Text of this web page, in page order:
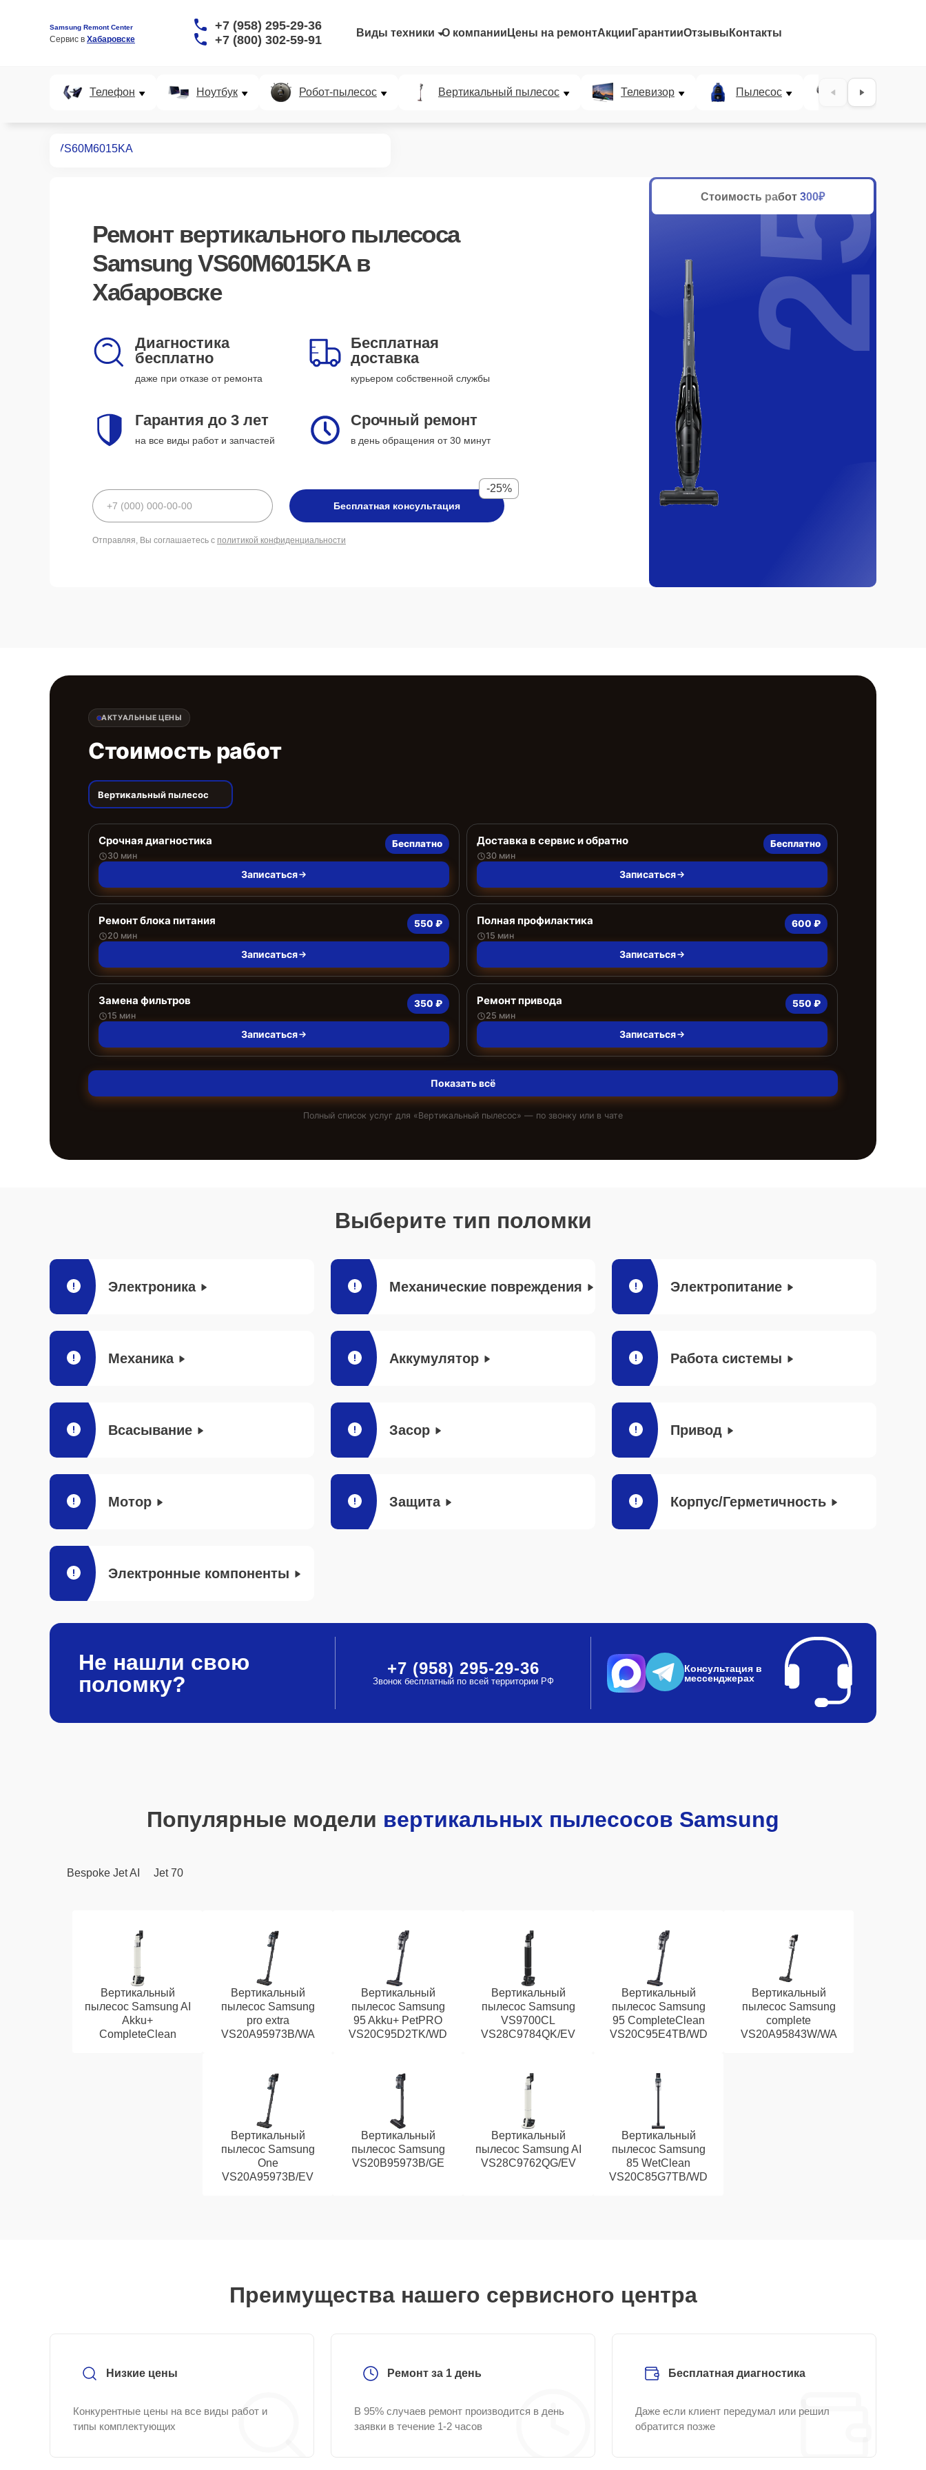
Samsung Remont Center
Сервис в Хабаровске
+7 (958) 295-29-36
+7 (800) 302-59-91
Виды техники О компании Цены на ремонтАкции ГарантииОтзывы Контакты
Телефон Ноутбук Робот-пылесос Вертикальный пылесос Телевизор Пылесос Проектор
VS60M6015KA
Ремонт вертикального пылесоса
Samsung VS60M6015KAв
Хабаровске
Диагностика
бесплатно
даже при отказе от ремонта
Бесплатная
доставка
курьером собственной службы
Гарантия до 3 лет
на все виды работ и запчастей
Срочный ремонт
в день обращения от 30 минут
Бесплатная консультация
-25%
Отправляя, Вы соглашаетесь с политикой конфиденциальности
Стоимость работ 300₽
25%
АКТУАЛЬНЫЕ ЦЕНЫ
Стоимость работ
Вертикальный пылесос
Срочная диагностика
30 мин
Бесплатно
Записаться
Доставка в сервис и обратно
30 мин
Бесплатно
Записаться
Ремонт блока питания
20 мин
550 ₽
Записаться
Полная профилактика
15 мин
600 ₽
Записаться
Замена фильтров
15 мин
350 ₽
Записаться
Ремонт привода
25 мин
550 ₽
Записаться
Показать всё
Полный список услуг для «Вертикальный пылесос» — по звонку или в чате
Выберите тип поломки
Электроника Механические повреждения Электропитание
Механика Аккумулятор Работа системы
Всасывание Засор Привод
Мотор Защита Корпус/Герметичность
Электронные компоненты
Не нашли свою
поломку?
+7 (958) 295-29-36
Звонок бесплатный по всей территории РФ
Консультация в
мессенджерах
Популярные модели вертикальных пылесосов Samsung
Bespoke Jet AI Jet 70
Вертикальный
пылесос Samsung AI
Akku+
CompleteClean
Вертикальный
пылесос Samsung
pro extra
VS20A95973B/WA
Вертикальный
пылесос Samsung
95 Akku+ PetPRO
VS20C95D2TK/WD
Вертикальный
пылесос Samsung
VS9700CL
VS28C9784QK/EV
Вертикальный
пылесос Samsung
95 CompleteClean
VS20C95E4TB/WD
Вертикальный
пылесос Samsung
complete
VS20A95843W/WA
Вертикальный
пылесос Samsung
One
VS20A95973B/EV
Вертикальный
пылесос Samsung
VS20B95973B/GE
Вертикальный
пылесос Samsung AI
VS28C9762QG/EV
Вертикальный
пылесос Samsung
85 WetClean
VS20C85G7TB/WD
Преимущества нашего сервисного центра
Низкие цены
Конкурентные цены на все виды работ и
типы комплектующих
Ремонт за 1 день
В 95% случаев ремонт производится в день
заявки в течение 1-2 часов
Бесплатная диагностика
Даже если клиент передумал или решил
обратится позже